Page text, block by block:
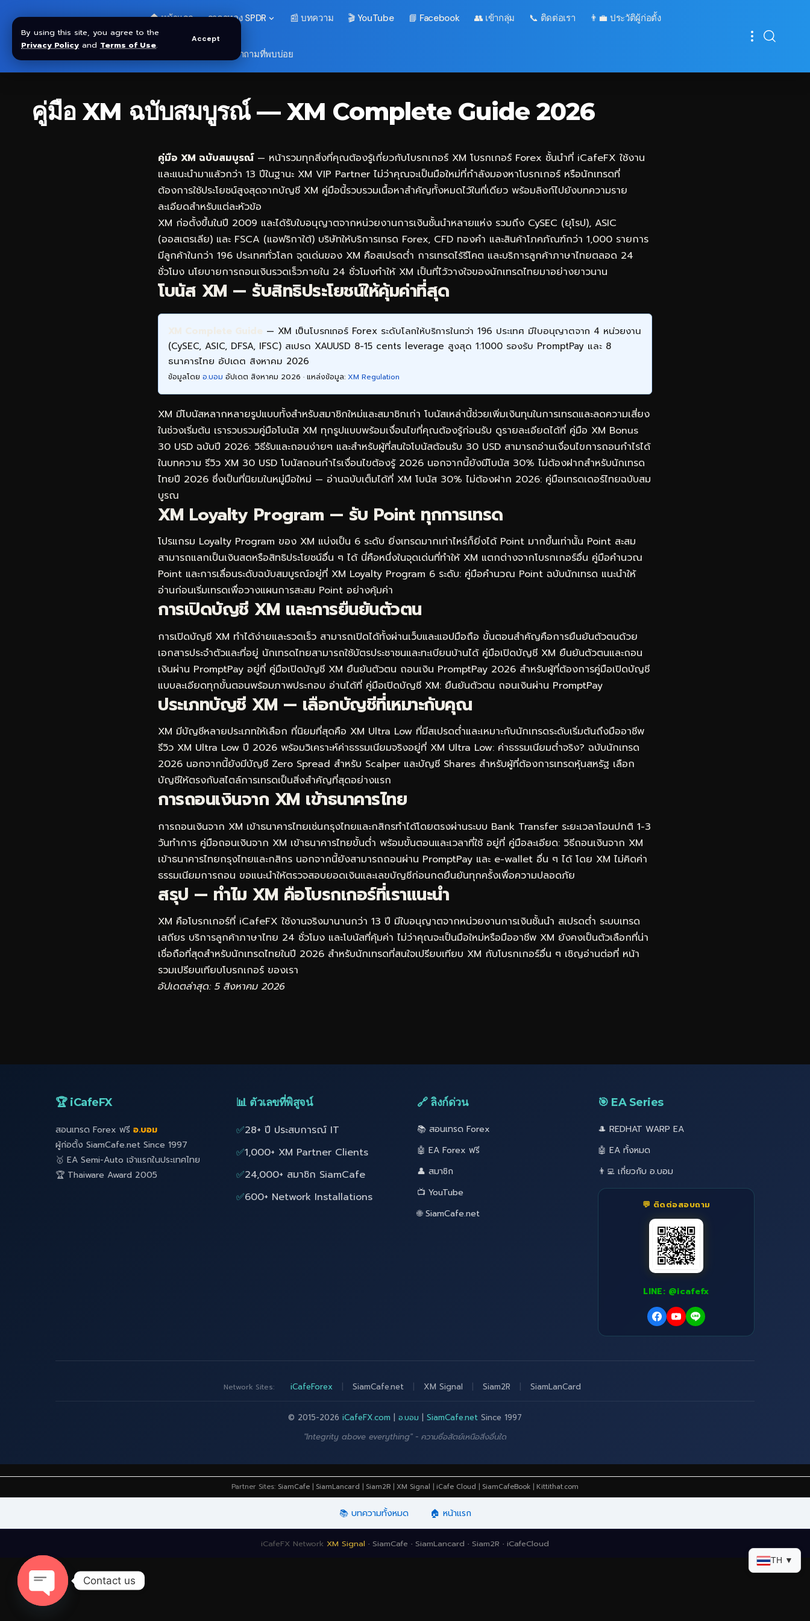
By using this site, you agree to the
Privacy Policy and Terms of Use.
Accept
🏠 หน้าแรก ราคาทอง SPDR 📰 บทความ 🎬 YouTube 📘 Facebook 👥 เข้ากลุ่ม 📞 ติดต่อเรา 👨‍💼 ประวัติผู้ก่อตั้ง
❓ คำถามที่พบบ่อย
คู่มือ XM ฉบับสมบูรณ์ — XM Complete Guide 2026
คู่มือ XM ฉบับสมบูรณ์— หน้ารวมทุกสิ่งที่คุณต้องรู้เกี่ยวกับโบรกเกอร์ XM โบรกเกอร์ Forex ชั้นนำที่ iCafeFX ใช้งาน
และแนะนำมาแล้วกว่า 13 ปีในฐานะ XM VIP Partner ไม่ว่าคุณจะเป็นมือใหม่ที่กำลังมองหาโบรกเกอร์ หรือนักเทรดที่
ต้องการใช้ประโยชน์สูงสุดจากบัญชี XM คู่มือนี้รวบรวมเนื้อหาสำคัญทั้งหมดไว้ในที่เดียว พร้อมลิงก์ไปยังบทความราย
ละเอียดสำหรับแต่ละหัวข้อ
XM ก่อตั้งขึ้นในปี 2009 และได้รับใบอนุญาตจากหน่วยงานการเงินชั้นนำหลายแห่ง รวมถึง CySEC (ยุโรป), ASIC
(ออสเตรเลีย) และ FSCA (แอฟริกาใต้) บริษัทให้บริการเทรด Forex, CFD ทองคำ และสินค้าโภคภัณฑ์กว่า 1,000 รายการ
มีลูกค้าในกว่า 196 ประเทศทั่วโลก จุดเด่นของ XM คือสเปรดต่ำ การเทรดไร้รีโคต และบริการลูกค้าภาษาไทยตลอด 24
ชั่วโมง นโยบายการถอนเงินรวดเร็วภายใน 24 ชั่วโมงทำให้ XM เป็นที่ไว้วางใจของนักเทรดไทยมาอย่างยาวนาน
โบนัส XM — รับสิทธิประโยชน์ให้คุ้มค่าที่สุด
XM Complete Guide — XM เป็นโบรกเกอร์ Forex ระดับโลกให้บริการในกว่า 196 ประเทศ มีใบอนุญาตจาก 4 หน่วยงาน
(CySEC, ASIC, DFSA, IFSC) สเปรด XAUUSD 8-15 cents leverage สูงสุด 1:1000 รองรับ PromptPay และ 8
ธนาคารไทย อัปเดต สิงหาคม 2026
ข้อมูลโดย อ.บอม อัปเดต สิงหาคม 2026 · แหล่งข้อมูล: XM Regulation
XM มีโบนัสหลากหลายรูปแบบทั้งสำหรับสมาชิกใหม่และสมาชิกเก่า โบนัสเหล่านี้ช่วยเพิ่มเงินทุนในการเทรดและลดความเสี่ยง
ในช่วงเริ่มต้น เรารวบรวมคู่มือโบนัส XM ทุกรูปแบบพร้อมเงื่อนไขที่คุณต้องรู้ก่อนรับ ดูรายละเอียดได้ที่ คู่มือ XM Bonus
30 USD ฉบับปี 2026: วิธีรับและถอนง่ายๆ และสำหรับผู้ที่สนใจโบนัสต้อนรับ 30 USD สามารถอ่านเงื่อนไขการถอนกำไรได้
ในบทความ รีวิว XM 30 USD โบนัสถอนกำไรเงื่อนไขต้องรู้ 2026 นอกจากนี้ยังมีโบนัส 30% ไม่ต้องฝากสำหรับนักเทรด
ไทยปี 2026 ซึ่งเป็นที่นิยมในหมู่มือใหม่ — อ่านฉบับเต็มได้ที่ XM โบนัส 30% ไม่ต้องฝาก 2026: คู่มือเทรดเดอร์ไทยฉบับสม
บูรณ
XM Loyalty Program — รับ Point ทุกการเทรด
โปรแกรม Loyalty Program ของ XM แบ่งเป็น 6 ระดับ ยิ่งเทรดมากเท่าไหร่ก็ยิ่งได้ Point มากขึ้นเท่านั้น Point สะสม
สามารถแลกเป็นเงินสดหรือสิทธิประโยชน์อื่น ๆ ได้ นี่คือหนึ่งในจุดเด่นที่ทำให้ XM แตกต่างจากโบรกเกอร์อื่น คู่มือคำนวณ
Point และการเลื่อนระดับฉบับสมบูรณ์อยู่ที่ XM Loyalty Program 6 ระดับ: คู่มือคำนวณ Point ฉบับนักเทรด แนะนำให้
อ่านก่อนเริ่มเทรดเพื่อวางแผนการสะสม Point อย่างคุ้มค่า
การเปิดบัญชี XM และการยืนยันตัวตน
การเปิดบัญชี XM ทำได้ง่ายและรวดเร็ว สามารถเปิดได้ทั้งผ่านเว็บและแอปมือถือ ขั้นตอนสำคัญคือการยืนยันตัวตนด้วย
เอกสารประจำตัวและที่อยู่ นักเทรดไทยสามารถใช้บัตรประชาชนและทะเบียนบ้านได้ คู่มือเปิดบัญชี XM ยืนยันตัวตนและถอน
เงินผ่าน PromptPay อยู่ที่ คู่มือเปิดบัญชี XM ยืนยันตัวตน ถอนเงิน PromptPay 2026 สำหรับผู้ที่ต้องการคู่มือเปิดบัญชี
แบบละเอียดทุกขั้นตอนพร้อมภาพประกอบ อ่านได้ที่ คู่มือเปิดบัญชี XM: ยืนยันตัวตน ถอนเงินผ่าน PromptPay
ประเภทบัญชี XM — เลือกบัญชีที่เหมาะกับคุณ
XM มีบัญชีหลายประเภทให้เลือก ที่นิยมที่สุดคือ XM Ultra Low ที่มีสเปรดต่ำและเหมาะกับนักเทรดระดับเริ่มต้นถึงมืออาชีพ
รีวิว XM Ultra Low ปี 2026 พร้อมวิเคราะห์ค่าธรรมเนียมจริงอยู่ที่ XM Ultra Low: ค่าธรรมเนียมต่ำจริง? ฉบับนักเทรด
2026 นอกจากนี้ยังมีบัญชี Zero Spread สำหรับ Scalper และบัญชี Shares สำหรับผู้ที่ต้องการเทรดหุ้นสหรัฐ เลือก
บัญชีให้ตรงกับสไตล์การเทรดเป็นสิ่งสำคัญที่สุดอย่างแรก
การถอนเงินจาก XM เข้าธนาคารไทย
การถอนเงินจาก XM เข้าธนาคารไทยเช่นกรุงไทยและกสิกรทำได้โดยตรงผ่านระบบ Bank Transfer ระยะเวลาโอนปกติ 1-3
วันทำการ คู่มือถอนเงินจาก XM เข้าธนาคารไทยขั้นต่ำ พร้อมขั้นตอนและเวลาที่ใช้ อยู่ที่ คู่มือละเอียด: วิธีถอนเงินจาก XM
เข้าธนาคารไทยกรุงไทยและกสิกร นอกจากนี้ยังสามารถถอนผ่าน PromptPay และ e-wallet อื่น ๆ ได้ โดย XM ไม่คิดค่า
ธรรมเนียมการถอน ขอแนะนำให้ตรวจสอบยอดเงินและเลขบัญชีก่อนกดยืนยันทุกครั้งเพื่อความปลอดภัย
สรุป — ทำไม XM คือโบรกเกอร์ที่เราแนะนำ
XM คือโบรกเกอร์ที่ iCafeFX ใช้งานจริงมานานกว่า 13 ปี มีใบอนุญาตจากหน่วยงานการเงินชั้นนำ สเปรดต่ำ ระบบเทรด
เสถียร บริการลูกค้าภาษาไทย 24 ชั่วโมง และโบนัสที่คุ้มค่า ไม่ว่าคุณจะเป็นมือใหม่หรือมืออาชีพ XM ยังคงเป็นตัวเลือกที่น่า
เชื่อถือที่สุดสำหรับนักเทรดไทยในปี 2026 สำหรับนักเทรดที่สนใจเปรียบเทียบ XM กับโบรกเกอร์อื่น ๆ เชิญอ่านต่อที่ หน้า
รวมเปรียบเทียบโบรกเกอร์ ของเรา
อัปเดตล่าสุด: 5 สิงหาคม 2026
🏆 iCafeFX
สอนเทรด Forex ฟรี อ.บอม
ผู้ก่อตั้ง SiamCafe.net Since 1997
🥇 EA Semi-Auto เจ้าแรกในประเทศไทย
🏆 Thaiware Award 2005
📊 ตัวเลขที่พิสูจน์
✅28+ ปี ประสบการณ์ IT
✅1,000+ XM Partner Clients
✅24,000+ สมาชิก SiamCafe
✅600+ Network Installations
🔗 ลิงก์ด่วน
📚 สอนเทรด Forex
🤖 EA Forex ฟรี
👤 สมาชิก
📺 YouTube
🌐 SiamCafe.net
🎯 EA Series
🎩 REDHAT WARP EA
🤖 EA ทั้งหมด
👨‍💻 เกี่ยวกับ อ.บอม
💬 ติดต่อสอบถาม
LINE: @icafefx
Network Sites: iCafeForex SiamCafe.net XM Signal Siam2R SiamLanCard
© 2015-2026 iCafeFX.com | อ.บอม | SiamCafe.net Since 1997
"Integrity above everything" - ความซื่อสัตย์เหนือสิ่งอื่นใด
TH ▼
Partner Sites: SiamCafe | SiamLancard | Siam2R | XM Signal | iCafe Cloud | SiamCafeBook | Kittithat.com
📚 บทความทั้งหมด 🏠 หน้าแรก
iCafeFX Network XM Signal · SiamCafe · SiamLancard · Siam2R · iCafeCloud
Contact us